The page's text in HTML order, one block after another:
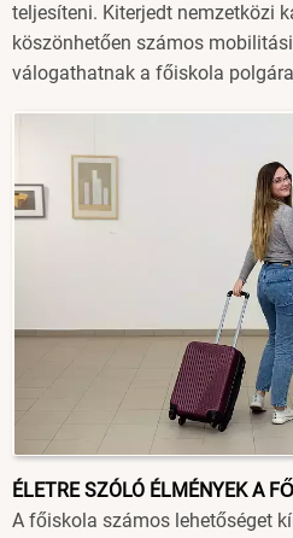
teljesíteni. Kiterjedt nemzetközi
köszönhetően számos
válogathatnak a főiskola
ÉLETRE SZÓLÓ ÉLMÉNYEK A
A főiskola számos lehetőséget